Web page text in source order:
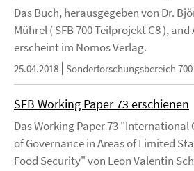
Das Buch, herausgegeben von Dr.
Mührel ( SFB 700 Teilprojekt C8 ),
erscheint im Nomos Verlag.
25.04.2018 Sonderforschungsbereich 700
SFB Working Paper 73 erschienen
Das Working Paper 73
of Governance in Areas of Limited
Food Security" von Leon Valentin